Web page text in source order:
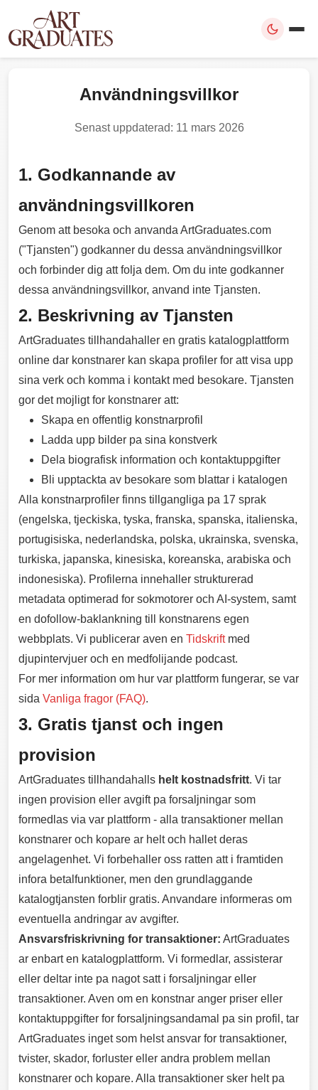
Användningsvillkor
Senast uppdaterad: 11 mars 2026
1. Godkannande av
användningsvillkoren
Genom att besoka och anvanda ArtGraduates.com
("Tjansten") godkanner du dessa användningsvillkor
och forbinder dig att folja dem. Om du inte godkanner
dessa användningsvillkor, anvand inte Tjansten.
2. Beskrivning av Tjansten
ArtGraduates tillhandahaller en gratis katalogplattform
online dar konstnarer kan skapa profiler for att visa upp
sina verk och komma i kontakt med besokare. Tjansten
gor det mojligt for konstnarer att:
Skapa en offentlig konstnarprofil
Ladda upp bilder pa sina konstverk
Dela biografisk information och kontaktuppgifter
Bli upptackta av besokare som blattar i katalogen
Alla konstnarprofiler finns tillgangliga pa 17 sprak
(engelska, tjeckiska, tyska, franska, spanska, italienska,
portugisiska, nederlandska, polska, ukrainska, svenska,
turkiska, japanska, kinesiska, koreanska, arabiska och
indonesiska). Profilerna innehaller strukturerad
metadata optimerad for sokmotorer och AI-system, samt
en dofollow-baklankning till konstnarens egen
webbplats. Vi publicerar aven en Tidskriftmed
djupintervjuer och en medfolijande podcast.
For mer information om hur var plattform fungerar, se var
sida Vanliga fragor (FAQ).
3. Gratis tjanst och ingen
provision
ArtGraduates tillhandahalls helt kostnadsfritt. Vi tar
ingen provision eller avgift pa forsaljningar som
formedlas via var plattform - alla transaktioner mellan
konstnarer och kopare ar helt och hallet deras
angelagenhet. Vi forbehaller oss ratten att i framtiden
infora betalfunktioner, men den grundlaggande
katalogtjansten forblir gratis. Anvandare informeras om
eventuella andringar av avgifter.
Ansvarsfriskrivning for transaktioner: ArtGraduates
ar enbart en katalogplattform. Vi formedlar, assisterar
eller deltar inte pa nagot satt i forsaljningar eller
transaktioner. Aven om en konstnar anger priser eller
kontaktuppgifter for forsaljningsandamal pa sin profil, tar
ArtGraduates inget som helst ansvar for transaktioner,
tvister, skador, forluster eller andra problem mellan
konstnarer och kopare. Alla transaktioner sker helt pa